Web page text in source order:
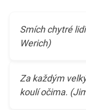
Smích chytré
Werich)
Za každým
koulí očima.